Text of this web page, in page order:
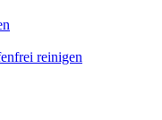
reinigen